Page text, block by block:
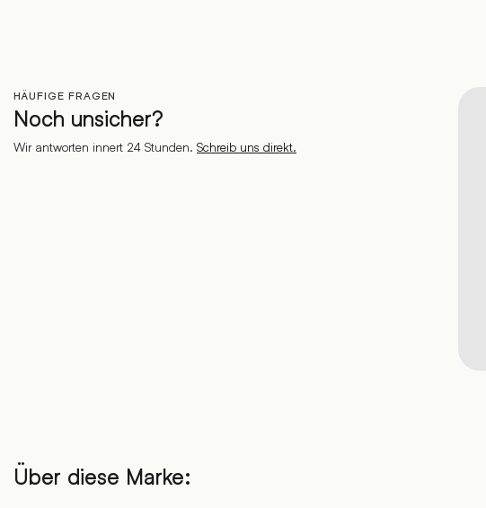
HÄUFIGE FRAGEN
Noch unsicher?
Wir antworten innert 24 Stunden. Schreib uns direkt.
Über diese Marke: